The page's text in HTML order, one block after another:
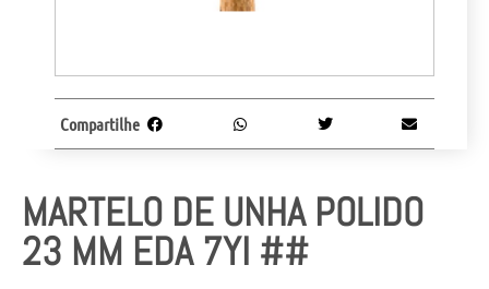
MARTELO DE UNHA POLIDO
23 MM EDA 7YI ##
Compartilhe